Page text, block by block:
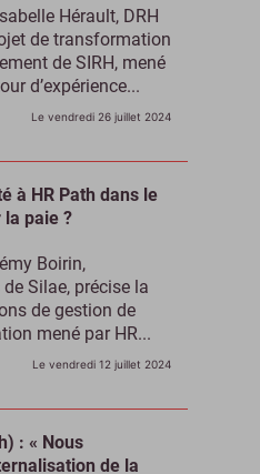
Hérault, DRH
de transformation
de SIRH, mené
d’expérience...
Le vendredi 26 juillet 2024
à HR Path dans le
la paie ?
Boirin,
Silae, précise la
de gestion de
mené par HR...
Le vendredi 12 juillet 2024
: « Nous
de la